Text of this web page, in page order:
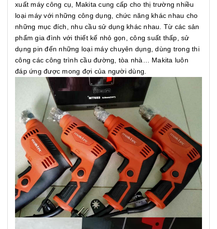
xuất máy công cụ, Makita cung cấp cho thị trường nhiều
loại máy với những công dụng, chức năng khác nhau cho
những mục đích, nhu cầu sử dụng khác nhau. Từ các sản
phẩm gia đình với thiết kế nhỏ gọn, công suất thấp, sử
dụng pin đến những loại máy chuyên dụng, dùng trong thi
công các công trình cầu đường, tòa nhà… Makita luôn
đáp ứng được mong đợi của người dùng.